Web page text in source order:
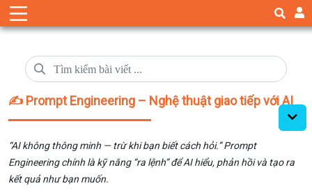
✍️ Prompt Engineering – Nghệ thuật giao tiếp với AI
“AI không thông minh — trừ khi bạn biết cách hỏi.” Prompt
Engineering chính là kỹ năng “ra lệnh” để AI hiểu, phản hồi và tạo ra
kết quả như bạn muốn.